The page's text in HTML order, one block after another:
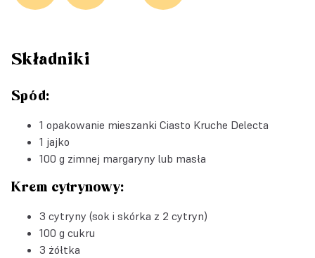
Składniki
Spód:
1 opakowanie mieszanki Ciasto Kruche Delecta
1 jajko
100 g zimnej margaryny lub masła
Krem cytrynowy:
3 cytryny (sok i skórka z 2 cytryn)
100 g cukru
3 żółtka